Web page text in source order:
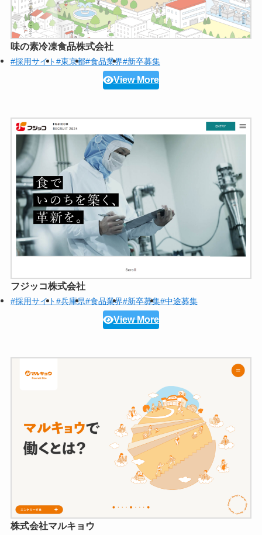
味の素冷凍食品株式会社
#採用サイト#東京都#食品業界#新卒募集
View More
フジッコ株式会社
#採用サイト#兵庫県#食品業界#新卒募集#中途募集
View More
株式会社マルキョウ